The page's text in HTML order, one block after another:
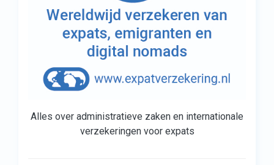
Alles over administratieve zaken en internationale
verzekeringen voor expats